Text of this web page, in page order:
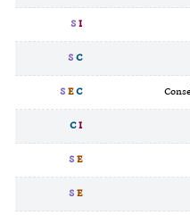
SI
SC
SEC
CI
SE
SE